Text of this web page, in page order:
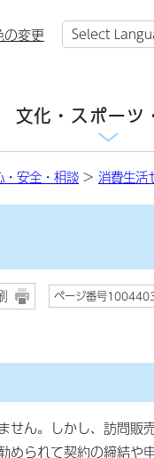
の変更
文化・スポーツ
・安全・相談 > 消費生活
ページ番号
せん。しかし、訪問販
められて契約の締結や